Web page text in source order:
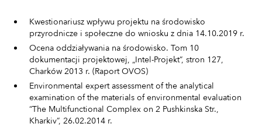
Kwestionariusz wpływu projektu na środowisko
przyrodnicze i społeczne do wniosku z dnia 14.10.2019 r.
Ocena oddziaływania na środowisko. Tom 10
dokumentacji projektowej, „Intel-Projekt”, stron 127,
Charków 2013 r. (Raport OVOS)
Environmental expert assessment of the analytical
examination of the materials of environmental evaluation
“The Multifunctional Complex on 2 Pushkinska Str.,
Kharkiv”, 26.02.2014 r.